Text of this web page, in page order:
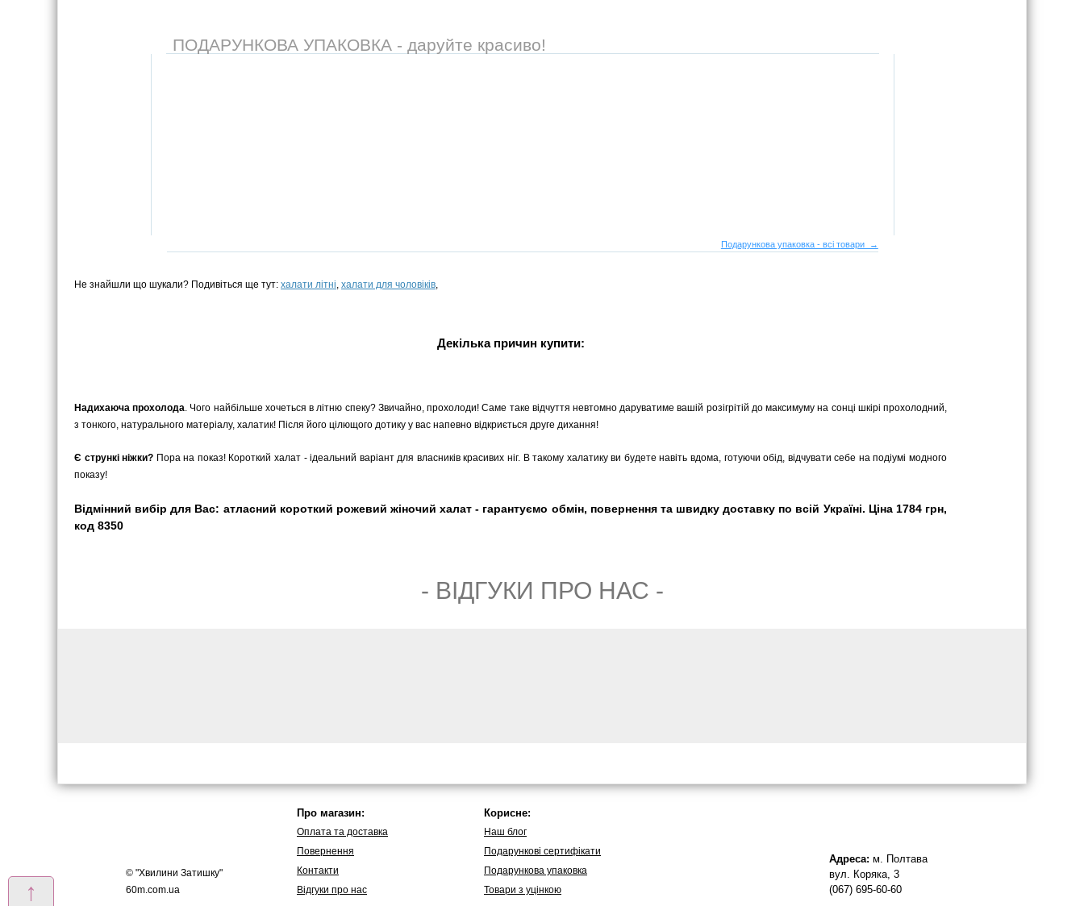
ПОДАРУНКОВА УПАКОВКА - даруйте красиво!
Подарункова упаковка - всі товари →
Не знайшли що шукали? Подивіться ще тут: халати літні, халати для чоловіків,
Декілька причин купити:
Надихаюча прохолода. Чого найбільше хочеться в літню спеку? Звичайно, прохолоди! Саме таке відчуття невтомно даруватиме вашій розігрітій до максимуму на сонці шкірі прохолодний,
з тонкого, натурального матеріалу, халатик! Після його цілющого дотику у вас напевно відкриється друге дихання!
Є стрункі ніжки? Пора на показ! Короткий халат - ідеальний варіант для власників красивих ніг. В такому халатику ви будете навіть вдома, готуючи обід, відчувати себе на подіумі модного
показу!
Відмінний вибір для Вас: атласний короткий рожевий жіночий халат - гарантуємо обмін, повернення та швидку доставку по всій Україні. Ціна 1784 грн,
код 8350
- ВIДГУКИ ПРО НАС -
↑
© "Хвилини Затишку"
60m.com.ua
Про магазин:
Оплата та доставка
Повернення
Контакти
Вiдгуки про нас
Корисне:
Наш блог
Подарункові сертифікати
Подарункова упаковка
Товари з уцінкою
Адреса: м. Полтава
вул. Коряка, 3
(067) 695-60-60